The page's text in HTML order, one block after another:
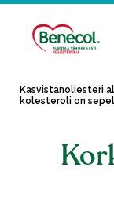
Kasvistanoliesteri
kolesteroli on